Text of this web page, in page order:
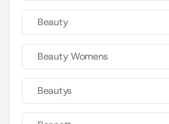
Beauty
Beauty Womens
Beautys